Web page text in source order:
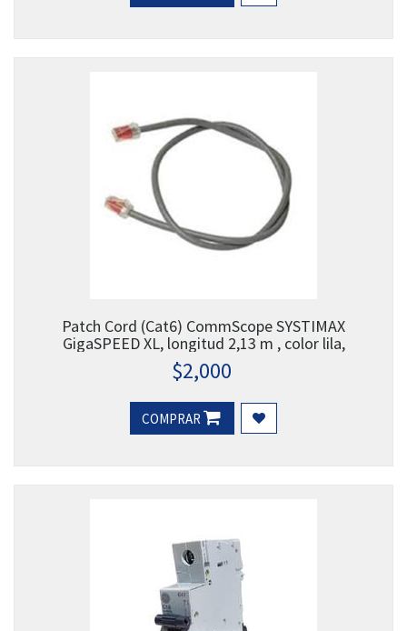
Patch Cord (Cat6) CommScope SYSTIMAX
GigaSPEED XL, longitud 2,13 m , color lila,
$2,000
COMPRAR